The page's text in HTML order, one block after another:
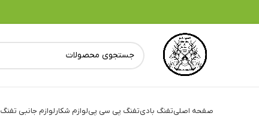
صفحه اصلیتفنگ بادیتفنگ پی سی پیلوازم شکارلوازم جانبی تفنگ